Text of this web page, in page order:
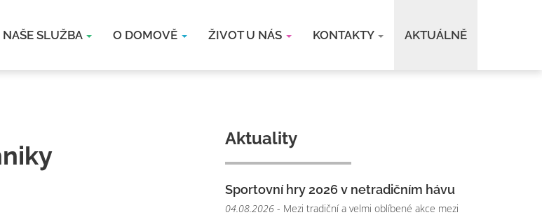
NAŠE SLUŽBA O DOMOVĚ ŽIVOT U NÁS KONTAKTY AKTUÁLNĚ
Aktuality
Sportovní hry 2026 v netradičním hávu
04.08.2026 - Mezi tradiční a velmi oblíbené akce mezi